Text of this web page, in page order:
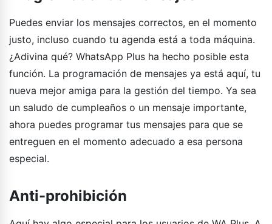
Puedes enviar los mensajes correctos, en el momento
justo, incluso cuando tu agenda está a toda máquina.
¿Adivina qué? WhatsApp Plus ha hecho posible esta
función. La programación de mensajes ya está aquí, tu
nueva mejor amiga para la gestión del tiempo. Ya sea
un saludo de cumpleaños o un mensaje importante,
ahora puedes programar tus mensajes para que se
entreguen en el momento adecuado a esa persona
especial.
Anti-prohibición